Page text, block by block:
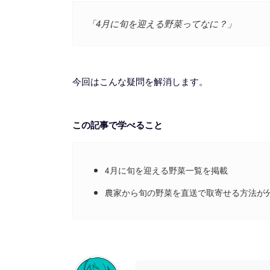
「4月に旬を迎える野菜ってなに？」
今回はこんな疑問を解消します。
この記事で学べること
4月に旬を迎える野菜一覧を掲載
農家から旬の野菜を直送で取寄せる方法が